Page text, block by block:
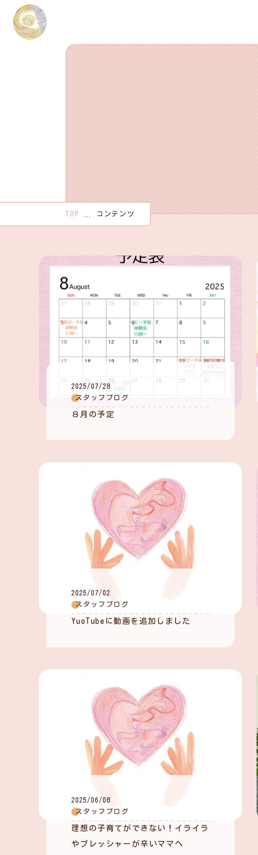
TOP コンテンツ
2025/07/28
スタッフブログ
８月の予定
2025/07/02
スタッフブログ
YuoTubeに動画を追加しました
2025/06/08
スタッフブログ
理想の子育てができない！イライラ
やプレッシャーが辛いママへ